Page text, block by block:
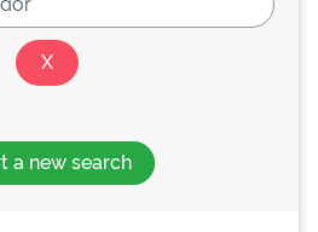
a new search